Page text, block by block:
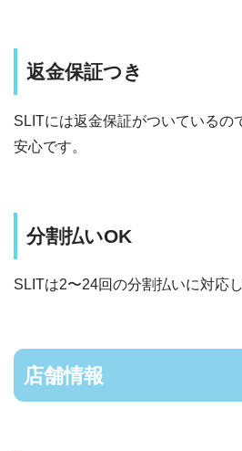
返金保証つき
SLITには返金保証がついているの
安心です。
分割払いOK
SLITは2〜24回の分割払いに対応
店舗情報